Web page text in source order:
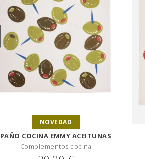
NOVEDAD
PAÑO COCINA EMMY ACEITUNAS
Complementos cocina